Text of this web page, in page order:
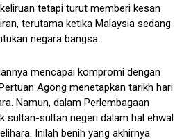
tetapi turut memberi kesan
terutama ketika Malaysia sedang
negara bangsa.
mencapai kompromi dengan
Agong menetapkan tarikh hari
Namun, dalam Perlembagaan
sultan-sultan negeri dalam hal ehwal
Inilah benih yang akhirnya